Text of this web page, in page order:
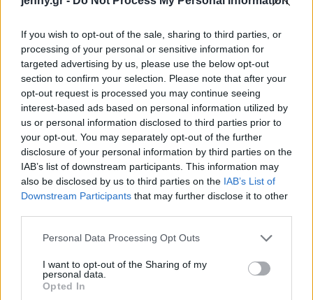
If you wish to opt-out of the sale, sharing to third parties, or
processing of your personal or sensitive information for
targeted advertising by us, please use the below opt-out
section to confirm your selection. Please note that after your
opt-out request is processed you may continue seeing
interest-based ads based on personal information utilized by
us or personal information disclosed to third parties prior to
your opt-out. You may separately opt-out of the further
disclosure of your personal information by third parties on the
IAB’s list of downstream participants. This information may
also be disclosed by us to third parties on the IAB’s List of
Downstream Participants that may further disclose it to other
Please note that this website/app uses one or more Google
not limited to your visit or usage behaviour. You may click to
grant or deny consent to Google and its third-party tags to
use your data for below specified purposes in below Google
Personal Data Processing Opt Outs
I want to opt-out of the Sharing of my
personal data.
Opted In
Εκτέλεση